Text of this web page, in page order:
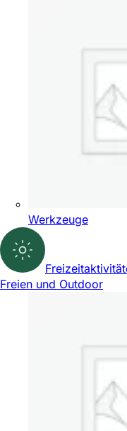
Werkzeuge
Freien und Outdoor